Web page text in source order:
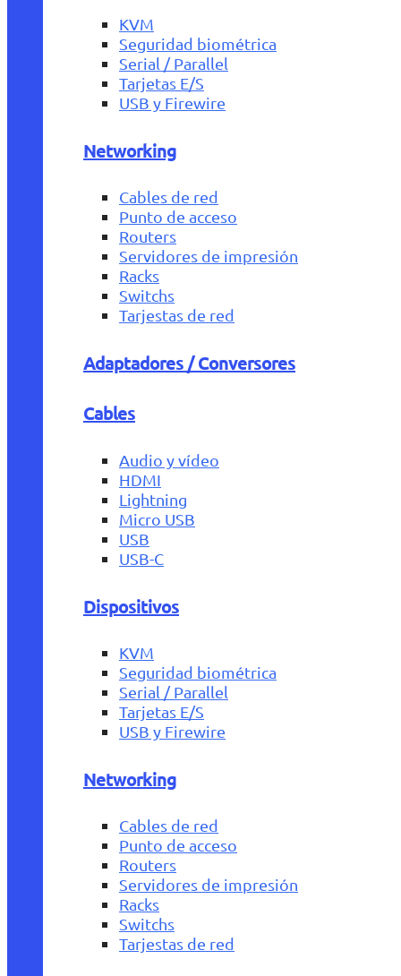
KVM
Seguridad biométrica
Serial / Parallel
Tarjetas E/S
USB y Firewire
Networking
Cables de red
Punto de acceso
Routers
Servidores de impresión
Racks
Switchs
Tarjestas de red
Adaptadores / Conversores
Cables
Audio y vídeo
HDMI
Lightning
Micro USB
USB
USB-C
Dispositivos
KVM
Seguridad biométrica
Serial / Parallel
Tarjetas E/S
USB y Firewire
Networking
Cables de red
Punto de acceso
Routers
Servidores de impresión
Racks
Switchs
Tarjestas de red